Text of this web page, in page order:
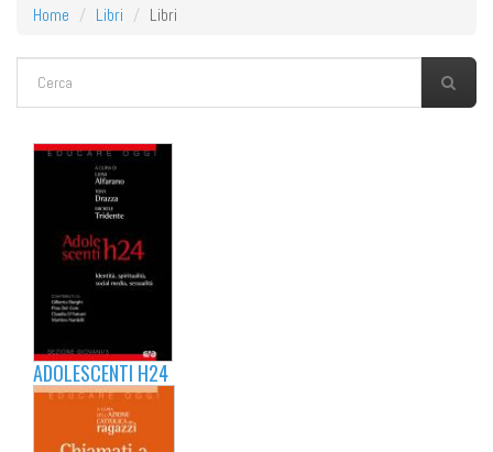
Home Libri Libri
FORM DI RICERCA
ADOLESCENTI H24